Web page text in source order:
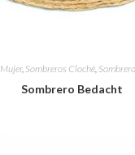
Mujer, Sombreros Cloché,
Sombrero Bedacht